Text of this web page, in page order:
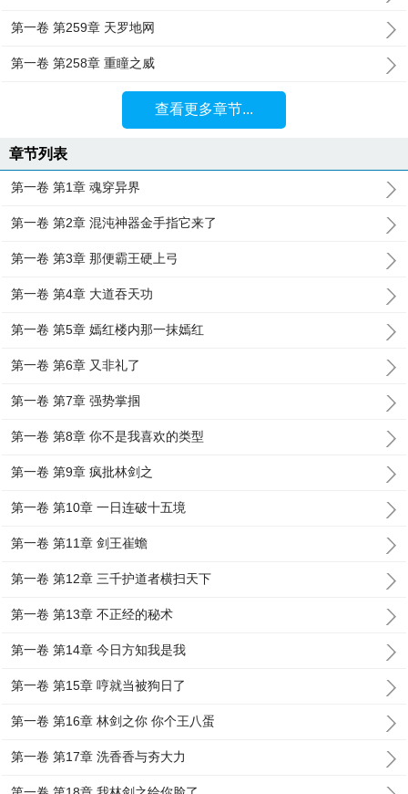
第一卷 第259章 天罗地网
第一卷 第258章 重瞳之威
查看更多章节...
章节列表
第一卷 第1章 魂穿异界
第一卷 第2章 混沌神器金手指它来了
第一卷 第3章 那便霸王硬上弓
第一卷 第4章 大道吞天功
第一卷 第5章 嫣红楼内那一抹嫣红
第一卷 第6章 又非礼了
第一卷 第7章 强势掌掴
第一卷 第8章 你不是我喜欢的类型
第一卷 第9章 疯批林剑之
第一卷 第10章 一日连破十五境
第一卷 第11章 剑王崔蟾
第一卷 第12章 三千护道者横扫天下
第一卷 第13章 不正经的秘术
第一卷 第14章 今日方知我是我
第一卷 第15章 哼就当被狗日了
第一卷 第16章 林剑之你 你个王八蛋
第一卷 第17章 洗香香与夯大力